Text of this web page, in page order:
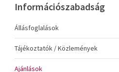
Információszabadság
Állásfoglalások
Tájékoztatók / Közlemények
Ajánlások